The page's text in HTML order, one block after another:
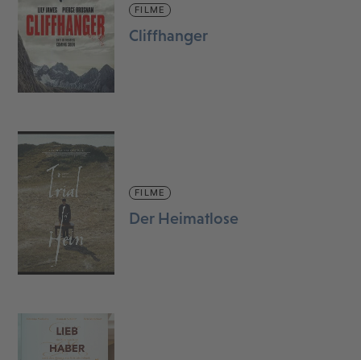
FILME
Cliffhanger
FILME
Der Heimatlose